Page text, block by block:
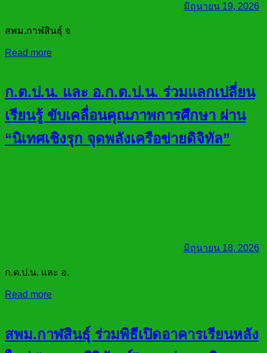
มิถุนายน 19, 2026
สพม.กาฬสินธุ์ จ
Read more
ก.ต.ป.น. และ อ.ก.ต.ป.น. ร่วมแลกเปลี่ยน
เรียนรู้ ขับเคลื่อนคุณภาพการศึกษา ผ่าน
“นิเทศเชิงรุก จุดพลังเครือข่ายดิจิทัล”
มิถุนายน 18, 2026
ก.ต.ป.น. และ อ.
Read more
สพม.กาฬสินธุ์ ร่วมพิธีเปิดอาคารเรียนหลัง